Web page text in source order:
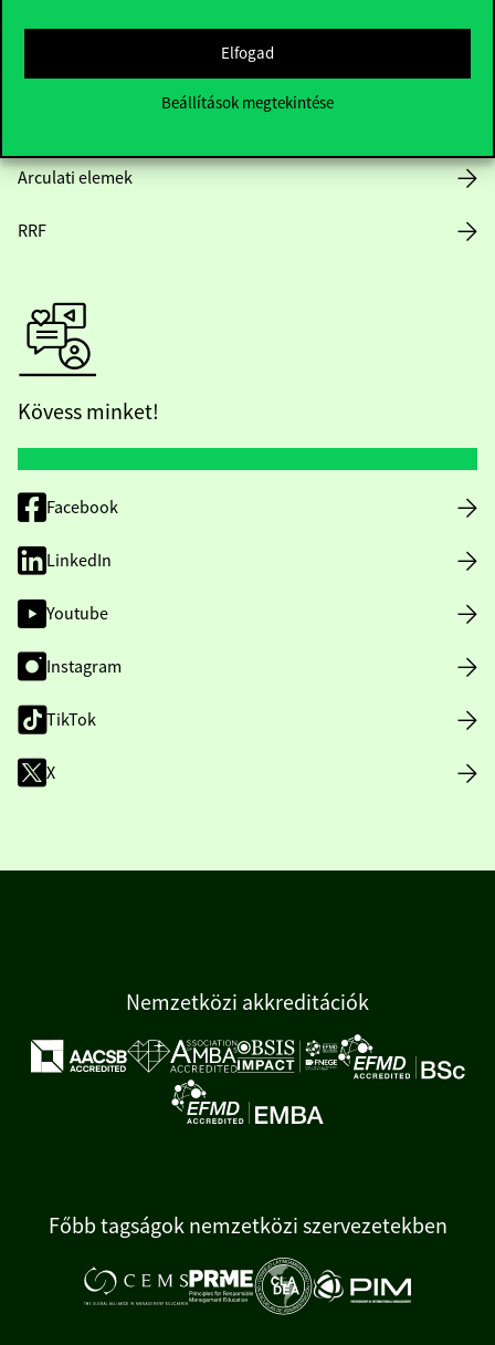
Elfogad
Beállítások megtekintése
Arculati elemek
RRF
Kövess minket!
Facebook
LinkedIn
Youtube
Instagram
TikTok
X
Nemzetközi akkreditációk
Főbb tagságok nemzetközi szervezetekben